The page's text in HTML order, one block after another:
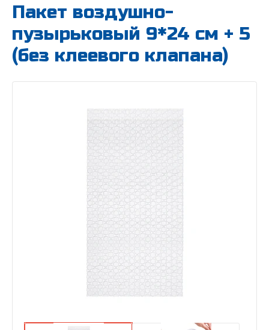
Пакет воздушно-
пузырьковый 9*24 см + 5
(без клеевого клапана)